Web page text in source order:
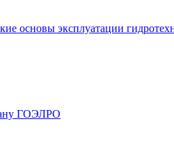
основы эксплуатации
ГОЭЛРО